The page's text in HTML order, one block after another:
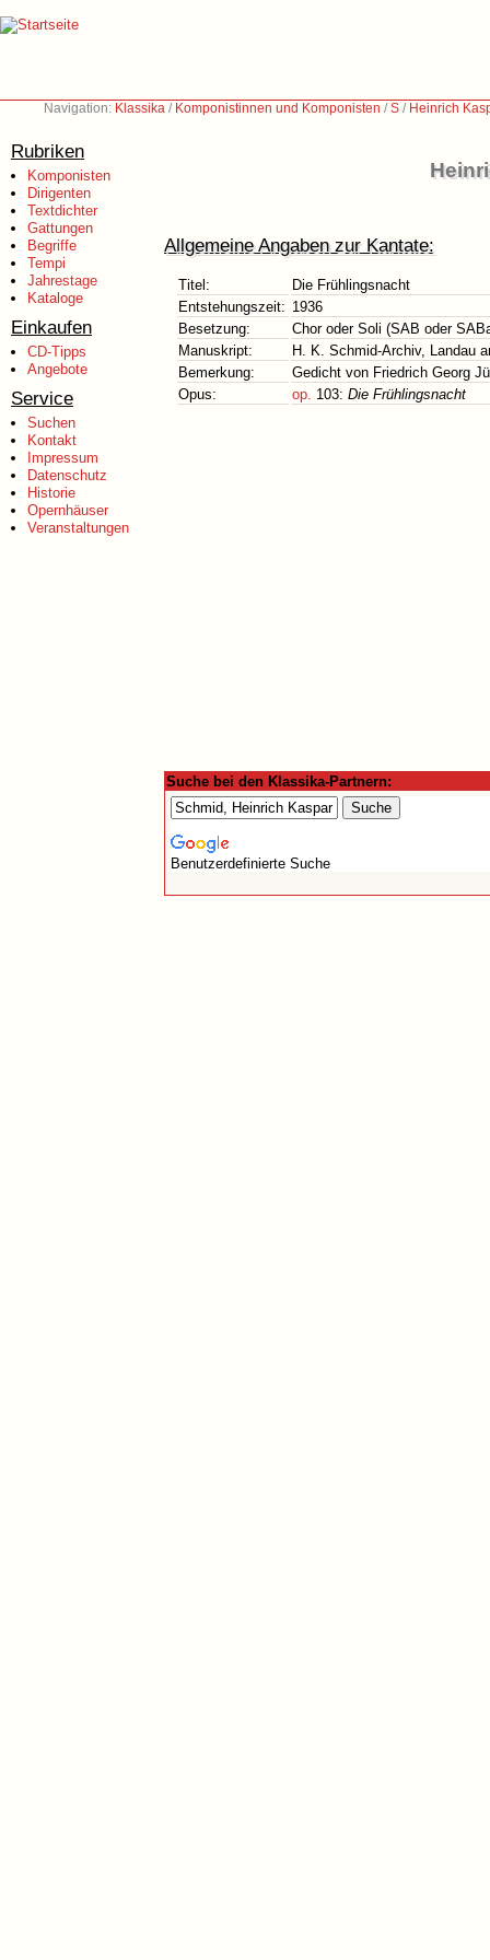
Navigation: Klassika / Komponistinnen und Komponisten /S / Heinrich
Rubriken
Komponisten
Dirigenten
Textdichter
Gattungen
Begriffe
Tempi
Jahrestage
Kataloge
Einkaufen
CD-Tipps
Angebote
Service
Suchen
Kontakt
Impressum
Datenschutz
Historie
Opernhäuser
Veranstaltungen
Allgemeine Angaben zur Kantate:
Titel:
Die Frühlingsnacht
Entstehungszeit: 1936
Besetzung:
Chor oder Soli (SAB oder
Manuskript:
H. K. Schmid-Archiv, Landau
Bemerkung:
Gedicht von Friedrich Georg
Opus:
op. 103: Die Frühlingsnacht
Suche bei den Klassika-Partnern:
Benutzerdefinierte Suche